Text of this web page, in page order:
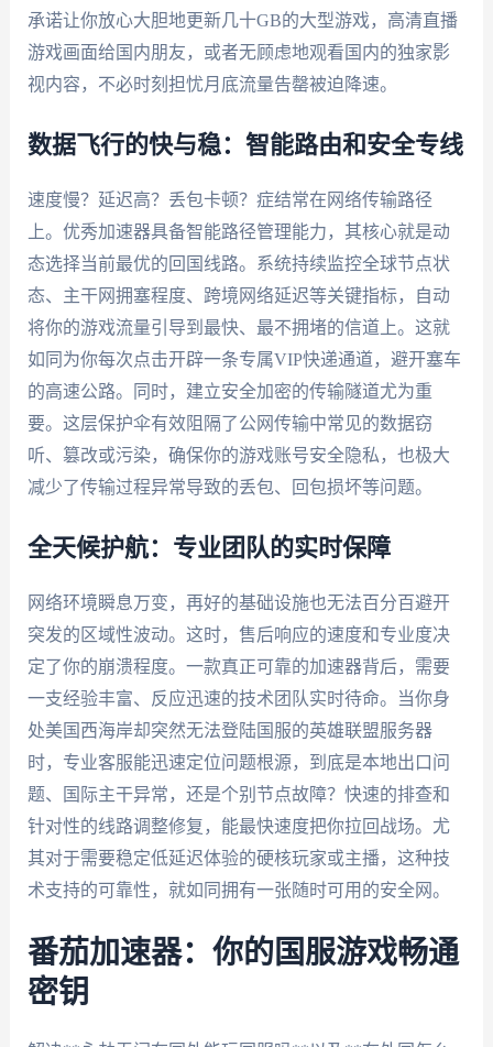
承诺让你放心大胆地更新几十GB的大型游戏，高清直播
游戏画面给国内朋友，或者无顾虑地观看国内的独家影
视内容，不必时刻担忧月底流量告罄被迫降速。
数据飞行的快与稳：智能路由和安全专线
速度慢？延迟高？丢包卡顿？症结常在网络传输路径
上。优秀加速器具备智能路径管理能力，其核心就是动
态选择当前最优的回国线路。系统持续监控全球节点状
态、主干网拥塞程度、跨境网络延迟等关键指标，自动
将你的游戏流量引导到最快、最不拥堵的信道上。这就
如同为你每次点击开辟一条专属VIP快递通道，避开塞车
的高速公路。同时，建立安全加密的传输隧道尤为重
要。这层保护伞有效阻隔了公网传输中常见的数据窃
听、篡改或污染，确保你的游戏账号安全隐私，也极大
减少了传输过程异常导致的丢包、回包损坏等问题。
全天候护航：专业团队的实时保障
网络环境瞬息万变，再好的基础设施也无法百分百避开
突发的区域性波动。这时，售后响应的速度和专业度决
定了你的崩溃程度。一款真正可靠的加速器背后，需要
一支经验丰富、反应迅速的技术团队实时待命。当你身
处美国西海岸却突然无法登陆国服的英雄联盟服务器
时，专业客服能迅速定位问题根源，到底是本地出口问
题、国际主干异常，还是个别节点故障？快速的排查和
针对性的线路调整修复，能最快速度把你拉回战场。尤
其对于需要稳定低延迟体验的硬核玩家或主播，这种技
术支持的可靠性，就如同拥有一张随时可用的安全网。
番茄加速器：你的国服游戏畅通
密钥